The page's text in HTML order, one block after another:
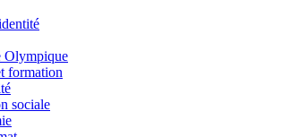
Olympique
formation
sociale